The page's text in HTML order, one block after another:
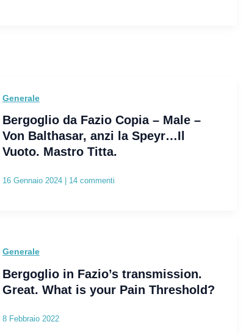
Generale
Bergoglio da Fazio Copia – Male –
Von Balthasar, anzi la Speyr…Il
Vuoto. Mastro Titta.
16 Gennaio 2024 14 commenti
Generale
Bergoglio in Fazio’s transmission.
Great. What is your Pain Threshold?
8 Febbraio 2022